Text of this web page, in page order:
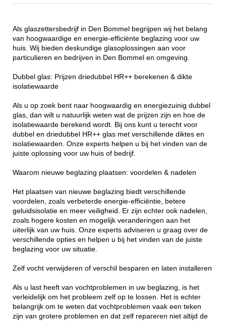
Als glaszettersbedrijf in Den Bommel begrijpen wij het belang
van hoogwaardige en energie-efficiënte beglazing voor uw
huis. Wij bieden deskundige glasoplossingen aan voor
particulieren en bedrijven in Den Bommel en omgeving.
Dubbel glas: Prijzen driedubbel HR++ berekenen & dikte
isolatiewaarde
Als u op zoek bent naar hoogwaardig en energiezuinig dubbel
glas, dan wilt u natuurlijk weten wat de prijzen zijn en hoe de
isolatiewaarde berekend wordt. Bij ons kunt u terecht voor
dubbel en driedubbel HR++ glas met verschillende diktes en
isolatiewaarden. Onze experts helpen u bij het vinden van de
juiste oplossing voor uw huis of bedrijf.
Waarom nieuwe beglazing plaatsen: voordelen & nadelen
Het plaatsen van nieuwe beglazing biedt verschillende
voordelen, zoals verbeterde energie-efficiëntie, betere
geluidsisolatie en meer veiligheid. Er zijn echter ook nadelen,
zoals hogere kosten en mogelijk veranderingen aan het
uiterlijk van uw huis. Onze experts adviseren u graag over de
verschillende opties en helpen u bij het vinden van de juiste
beglazing voor uw situatie.
Zelf vocht verwijderen of verschil besparen en laten installeren
Als u last heeft van vochtproblemen in uw beglazing, is het
verleidelijk om het probleem zelf op te lossen. Het is echter
belangrijk om te weten dat vochtproblemen vaak een teken
zijn van grotere problemen en dat zelf repareren niet altijd de